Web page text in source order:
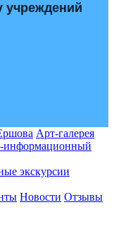
учреждений
Арт-галерея
информационный
экскурсии
Новости Отзывы